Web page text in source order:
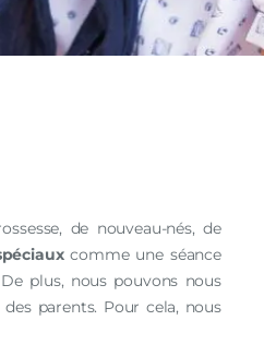
de nouveau-nés, de
éciauxcomme une séance
plus, nous pouvons nous
parents. Pour cela, nous